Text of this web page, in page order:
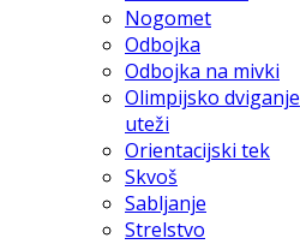
Nogomet
Odbojka
Odbojka na mivki
Olimpijsko dviganje
uteži
Orientacijski tek
Skvoš
Sabljanje
Strelstvo